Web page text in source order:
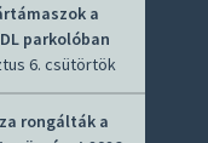
a
parkolóban
6. csütörtök
rongálták a